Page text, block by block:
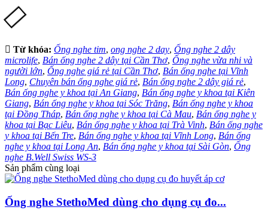
Từ khóa: Ống nghe tim, ong nghe 2 day, Ống nghe 2 dây
microlife, Bán ống nghe 2 dây tại Cần Thơ, Ống nghe vừa nhi và
người lớn, Ống nghe giá rẻ tại Cần Thơ, Bán ống nghe tại Vĩnh
Long, Chuyên bán ống nghe giá rẻ, Bán ống nghe 2 dây giá rẻ,
Bán ống nghe y khoa tại An Giang, Bán ống nghe y khoa tại Kiên
Giang, Bán ống nghe y khoa tại Sóc Trăng, Bán ống nghe y khoa
tại Đồng Tháp, Bán ống nghe y khoa tại Cà Mau, Bán ống nghe y
khoa tại Bạc Liêu, Bán ống nghe y khoa tại Trà Vinh, Bán ống nghe
y khoa tại Bến Tre, Bán ống nghe y khoa tại Vĩnh Long, Bán ống
nghe y khoa tại Long An, Bán ống nghe y khoa tại Sài Gòn, Ống
nghe B.Well Swiss WS-3
Sản phẩm cùng loại
Ống nghe StethoMed dùng cho dụng cụ đo...